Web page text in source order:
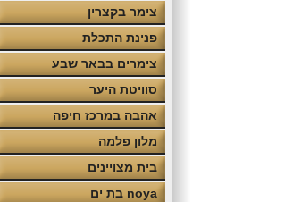
צימר בקצרין
פנינת התכלת
צימרים בבאר שבע
סוויטת היער
אהבה במרכז חיפה
מלון פלמה
בית מצויינים
noya בת ים